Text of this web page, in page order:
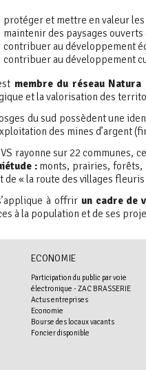
protéger et mettre en valeur
maintenir des paysages
contribuer au développement
contribuer au développement
membre du réseau Natura
et la valorisation des
du sud possèdent une
des mines d’argent
rayonne sur 22 communes,
:monts, prairies, forêts,
de « la route des villages fleuris
à offrir un cadre de
à la population et de ses
ECONOMIE
Participation du public par voie
électronique - ZAC BRASSERIE
Actus entreprises
Economie
Bourse des locaux vacants
Foncier disponible